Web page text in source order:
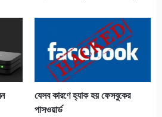
যেসব কারণে হ্যাক হয় ফেসবুকের
পাসওয়ার্ড